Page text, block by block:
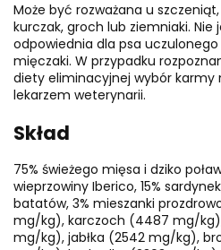
Może być rozważana u
kurczak, groch lub ziemniaki.
odpowiednia dla psa
mięczaki. W przypadku
diety eliminacyjnej wybór karmy
lekarzem weterynarii.
Skład
75% świeżego mięsa i dziko
wieprzowiny Iberico, 15%
batatów, 3% mieszanki
mg/kg), karczoch (4487 mg/
mg/kg), jabłka (2542 mg/kg),